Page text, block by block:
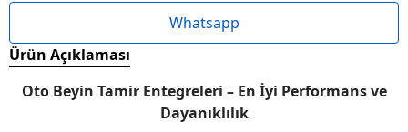
Whatsapp
Ürün Açıklaması
Oto Beyin Tamir Entegreleri – En İyi Performans ve
Dayanıklılık